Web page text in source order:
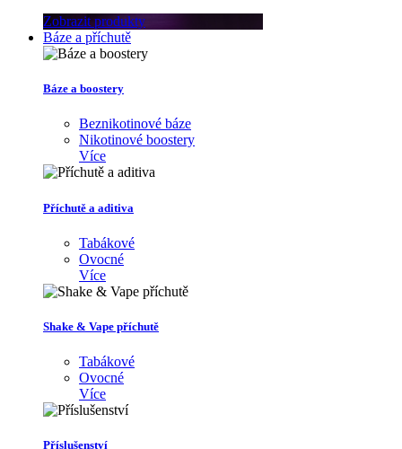
Zobrazit produkty
Báze a příchutě
Báze a boostery
Beznikotinové báze
Nikotinové boostery
Více
Příchutě a aditiva
Tabákové
Ovocné
Více
Shake & Vape příchutě
Tabákové
Ovocné
Více
Příslušenství